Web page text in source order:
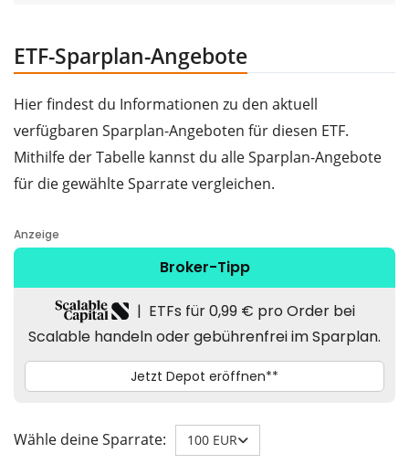
ETF-Sparplan-Angebote
Hier findest du Informationen zu den aktuell
verfügbaren Sparplan-Angeboten für diesen ETF.
Mithilfe der Tabelle kannst du alle Sparplan-Angebote
für die gewählte Sparrate vergleichen.
Wähle deine Sparrate: 100 EUR